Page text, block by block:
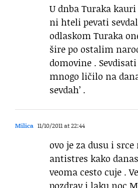
U dnba Turaka
ni hteli pevati
odlaskom Turaka
šire po ostalim
domovine .
mnogo ličilo na
sevdah’ .
Milica 11/10/2011 at 22:44
ovo je za dusu i
antistres kako
veoma cesto cuje .